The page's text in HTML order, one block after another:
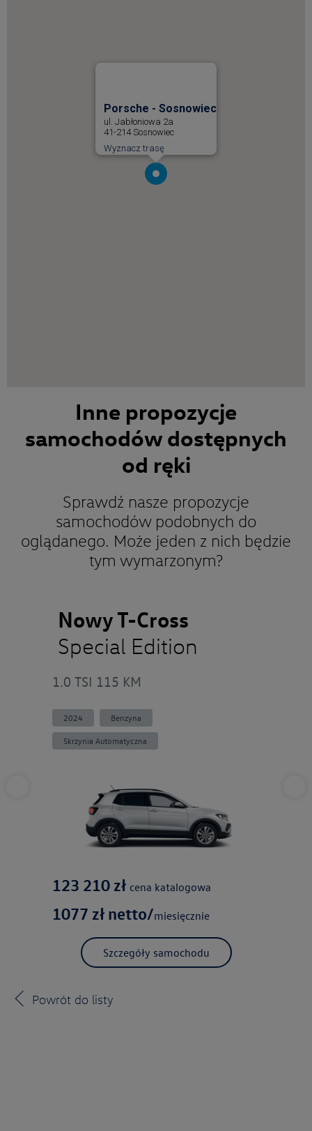
Porsche - Sosnowiec
ul. Jabłoniowa 2a
41-214 Sosnowiec
Wyznacz trasę
Inne propozycje
samochodów dostępnych
od ręki
Sprawdź nasze propozycje
samochodów podobnych do
oglądanego. Może jeden z nich będzie
tym wymarzonym?
Nowy T-Cross
Special Edition
1.0 TSI 115 KM
2024 Benzyna
Skrzynia Automatyczna
123 210 zł cena katalogowa
1077 zł netto/miesięcznie
Szczegóły samochodu
Powrót do listy